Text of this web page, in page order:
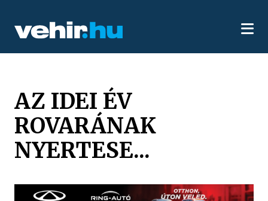
AZ IDEI ÉV
ROVARÁNAK
NYERTESE...